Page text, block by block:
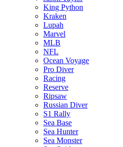
King Python
Kraken
Lupah
Marvel
MLB
NFL
Ocean Voyage
Pro Diver
Racing
Reserve
Ripsaw
Russian Diver
S1 Rally
Sea Base
Sea Hunter
Sea Monster